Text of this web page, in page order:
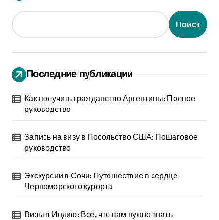
Поиск
Последние публикации
Как получить гражданство Аргентины: Полное
руководство
Запись на визу в Посольство США: Пошаговое
руководство
Экскурсии в Сочи: Путешествие в сердце
Черноморского курорта
Визы в Индию: Все, что вам нужно знать